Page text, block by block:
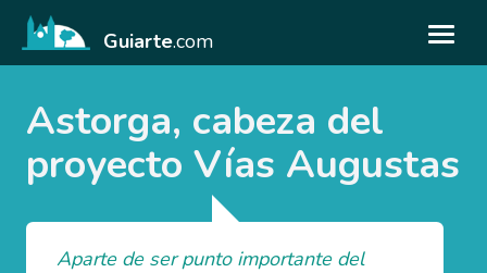
Guiarte.com
Astorga, cabeza del
proyecto Vías Augustas
Aparte de ser punto importante del